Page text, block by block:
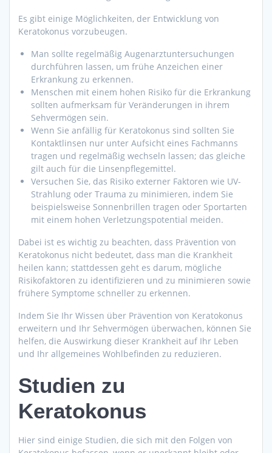
Es gibt einige Möglichkeiten, der Entwicklung von
Keratokonus vorzubeugen.
Man sollte regelmäßig Augenarztuntersuchungen
durchführen lassen, um frühe Anzeichen einer
Erkrankung zu erkennen.
Menschen mit einem hohen Risiko für die Erkrankung
sollten aufmerksam für Veränderungen in ihrem
Sehvermögen sein.
Wenn Sie anfällig für Keratokonus sind sollten Sie
Kontaktlinsen nur unter Aufsicht eines Fachmanns
tragen und regelmäßig wechseln lassen; das gleiche
gilt auch für die Linsenpflegemittel.
Versuchen Sie, das Risiko externer Faktoren wie UV-
Strahlung oder Trauma zu minimieren, indem Sie
beispielsweise Sonnenbrillen tragen oder Sportarten
mit einem hohen Verletzungspotential meiden.
Dabei ist es wichtig zu beachten, dass Prävention von
Keratokonus nicht bedeutet, dass man die Krankheit
heilen kann; stattdessen geht es darum, mögliche
Risikofaktoren zu identifizieren und zu minimieren sowie
frühere Symptome schneller zu erkennen.
Indem Sie Ihr Wissen über Prävention von Keratokonus
erweitern und Ihr Sehvermögen überwachen, können Sie
helfen, die Auswirkung dieser Krankheit auf Ihr Leben
und Ihr allgemeines Wohlbefinden zu reduzieren.
Studien zu
Keratokonus
Hier sind einige Studien, die sich mit den Folgen von